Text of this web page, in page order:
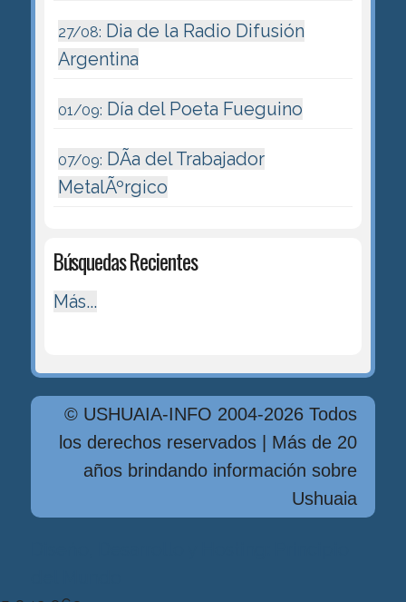
27/08: Dia de la Radio Difusión
Argentina
01/09: Día del Poeta Fueguino
07/09: DÃ­a del Trabajador
MetalÃºrgico
Búsquedas Recientes
Más...
© USHUAIA-INFO 2004-2026 Todos
los derechos reservados | Más de 20
años brindando información sobre
Ushuaia